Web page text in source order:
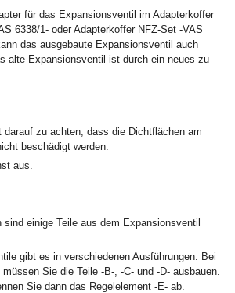
für das Expansionsventil im Adapterkoffer
6338/1- oder Adapterkoffer NFZ-Set -VAS
das ausgebaute Expansionsventil auch
alte Expansionsventil ist durch ein neues zu
darauf zu achten, dass die Dichtflächen am
beschädigt werden.
aus.
sind einige Teile aus dem Expansionsventil
gibt es in verschiedenen Ausführungen. Bei
Sie die Teile -B-, -C- und -D- ausbauen.
Sie dann das Regelelement -E- ab.